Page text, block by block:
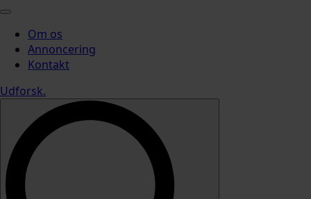
Om os
Annoncering
Kontakt
Udforsk.